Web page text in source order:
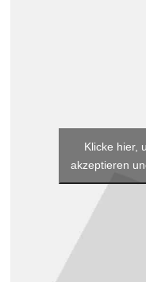
Klicke hier,
akzeptieren